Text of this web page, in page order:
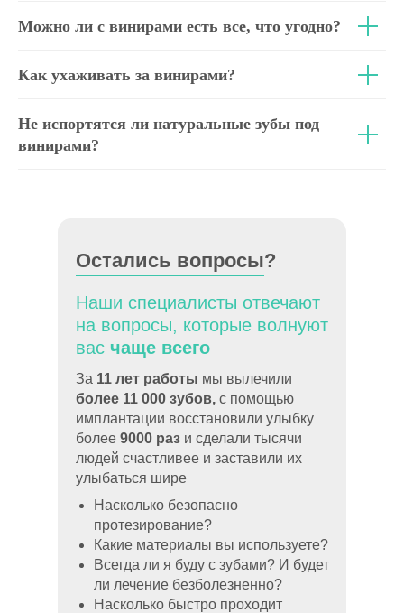
Можно ли с винирами есть все, что угодно?
Как ухаживать за винирами?
Не испортятся ли натуральные зубы под
винирами?
Остались вопросы?
Наши специалисты отвечают
на вопросы, которые волнуют
вас чаще всего
За 11 лет работы мы вылечили
более 11 000 зубов, с помощью
имплантации восстановили улыбку
более 9000 раз и сделали тысячи
людей счастливее и заставили их
улыбаться шире
Насколько безопасно
протезирование?
Какие материалы вы используете?
Всегда ли я буду с зубами? И будет
ли лечение безболезненно?
Насколько быстро проходит